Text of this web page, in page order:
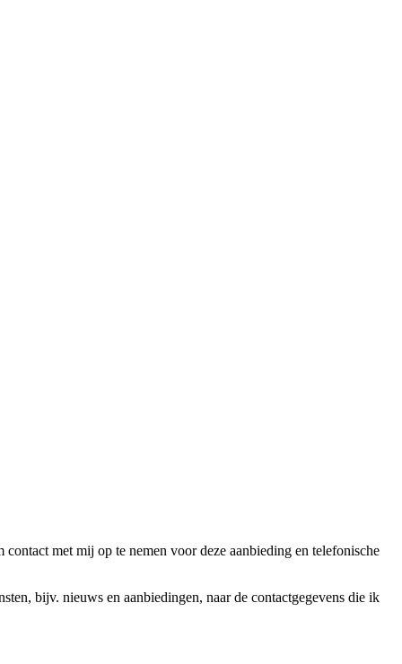
met mij op te nemen voor deze aanbieding en telefonische
bijv. nieuws en aanbiedingen, naar de contactgegevens die ik